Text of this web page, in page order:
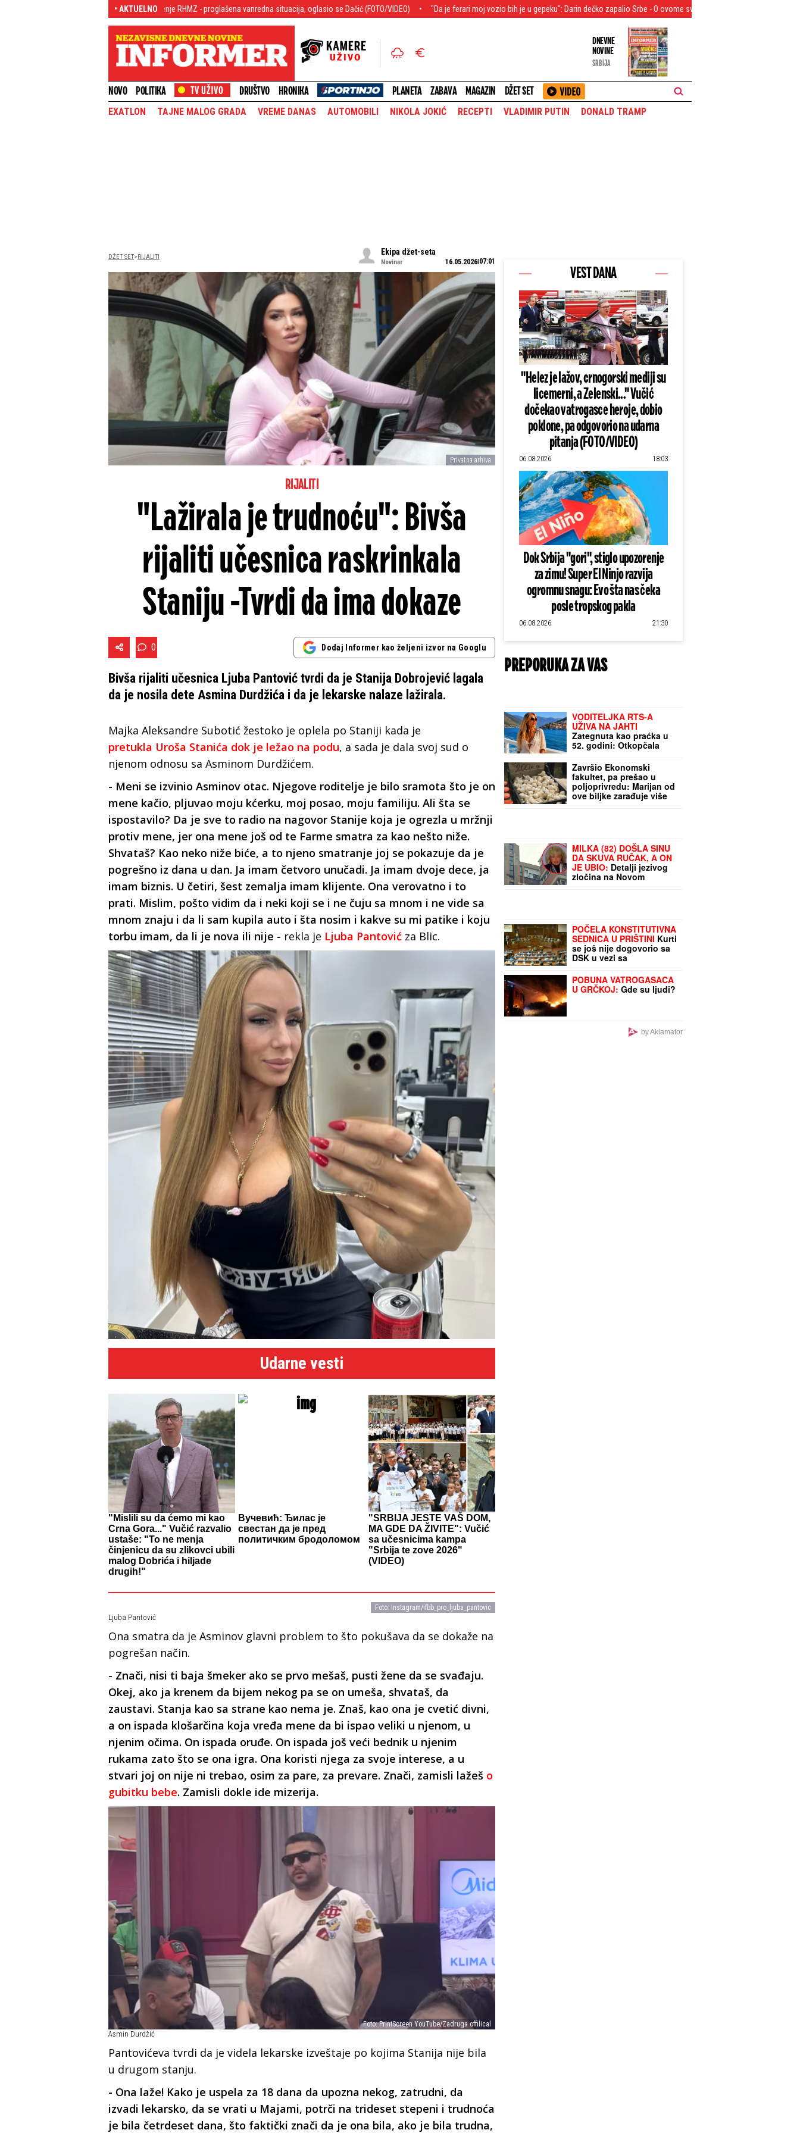
• AKTUELNO
Stiglo novo upozorenje RHMZ - proglašena vanredna situacija, oglasio se Dačić (FOTO/VIDEO) "Da je ferari moj vozio bih je u gepeku": Darin dečko zapalio Srbe - O ovome svi pričaju Neverica na tajkunskoj televiziji!
DNEVNE
NOVINE
SRBIJA
NOVO POLITIKA DRUŠTVO HRONIKA PLANETA ZABAVA MAGAZIN DŽET SET
EXATLON TAJNE MALOG GRADA VREME DANAS AUTOMOBILI NIKOLA JOKIĆ RECEPTI VLADIMIR PUTIN DONALD TRAMP
DŽET SET RIJALITI
Ekipa džet-seta
Novinar 16.05.2026 07:01
Privatna arhiva
RIJALITI
"Lažirala je trudnoću": Bivša
rijaliti učesnica raskrinkala
Staniju -Tvrdi da ima dokaze
0 Dodaj Informer kao željeni izvor na Googlu
Bivša rijaliti učesnica Ljuba Pantović tvrdi da je Stanija Dobrojević lagala
da je nosila dete Asmina Durdžića i da je lekarske nalaze lažirala.
Majka Aleksandre Subotić žestoko je oplela po Staniji kada je
pretukla Uroša Stanića dok je ležao na podu, a sada je dala svoj sud o
njenom odnosu sa Asminom Durdžićem.
- Meni se izvinio Asminov otac. Njegove roditelje je bilo sramota što je on
mene kačio, pljuvao moju kćerku, moj posao, moju familiju. Ali šta se
ispostavilo? Da je sve to radio na nagovor Stanije koja je ogrezla u mržnji
protiv mene, jer ona mene još od te Farme smatra za kao nešto niže.
Shvataš? Kao neko niže biće, a to njeno smatranje joj se pokazuje da je
pogrešno iz dana u dan. Ja imam četvoro unučadi. Ja imam dvoje dece, ja
imam biznis. U četiri, šest zemalja imam klijente. Ona verovatno i to
prati. Mislim, pošto vidim da i neki koji se i ne čuju sa mnom i ne vide sa
mnom znaju i da li sam kupila auto i šta nosim i kakve su mi patike i koju
torbu imam, da li je nova ili nije - rekla je Ljuba Pantović za Blic.
Foto: Instagram/ifbb_pro_ljuba_pantovic
Udarne vesti
"Mislili su da ćemo mi kao
Crna Gora..." Vučić razvalio
ustaše: "To ne menja
činjenicu da su zlikovci ubili
malog Dobrića i hiljade
drugih!"
Вучевић: Ђилас је
свестан да је пред
политичким бродоломом
"SRBIJA JESTE VAŠ DOM,
MA GDE DA ŽIVITE": Vučić
sa učesnicima kampa
"Srbija te zove 2026"
(VIDEO)
Ljuba Pantović
Ona smatra da je Asminov glavni problem to što pokušava da se dokaže na
pogrešan način.
- Znači, nisi ti baja šmeker ako se prvo mešaš, pusti žene da se svađaju.
Okej, ako ja krenem da bijem nekog pa se on umeša, shvataš, da
zaustavi. Stanja kao sa strane kao nema je. Znaš, kao ona je cvetić divni,
a on ispada klošarčina koja vređa mene da bi ispao veliki u njenom, u
njenim očima. On ispada oruđe. On ispada još veći bednik u njenim
rukama zato što se ona igra. Ona koristi njega za svoje interese, a u
stvari joj on nije ni trebao, osim za pare, za prevare. Znači, zamisli lažeš o
gubitku bebe. Zamisli dokle ide mizerija.
Foto: PrintScreen YouTube/Zadruga offilical
Asmin Durdžić
Pantovićeva tvrdi da je videla lekarske izveštaje po kojima Stanija nije bila
u drugom stanju.
- Ona laže! Kako je uspela za 18 dana da upozna nekog, zatrudni, da
izvadi lekarsko, da se vrati u Majami, potrči na trideset stepeni i trudnoća
je bila četrdeset dana, što faktički znači da je ona bila, ako je bila trudna,
VEST DANA
"Helez je lažov, crnogorski mediji su
licemerni, a Zelenski..." Vučić
dočekao vatrogasce heroje, dobio
poklone, pa odgovorio na udarna
pitanja (FOTO/VIDEO)
06.08.2026 18:03
Dok Srbija "gori", stiglo upozorenje
za zimu! Super El Ninjo razvija
ogromnu snagu: Evo šta nas čeka
posle tropskog pakla
06.08.2026 21:30
PREPORUKA ZA VAS
VODITELJKA RTS-A
UŽIVA NA JAHTI
Zategnuta kao praćka u
52. godini: Otkopčala
košulju i pokazala zašto
važi za jednu od
najzgodnijih (Foto)
Završio Ekonomski
fakultet, pa prešao u
poljoprivredu: Marijan od
ove biljke zarađuje više
od 17 hiljada evra po
MILKA (82) DOŠLA SINU
DA SKUVA RUČAK, A ON
JE UBIO: Detalji jezivog
zločina na Novom
POČELA KONSTITUTIVNA
SEDNICA U PRIŠTINI Kurti
se još nije dogovorio sa
DSK u vezi sa
Kosova?
POBUNA VATROGASACA
U GRČKOJ: Gde su ljudi?
by Aklamator